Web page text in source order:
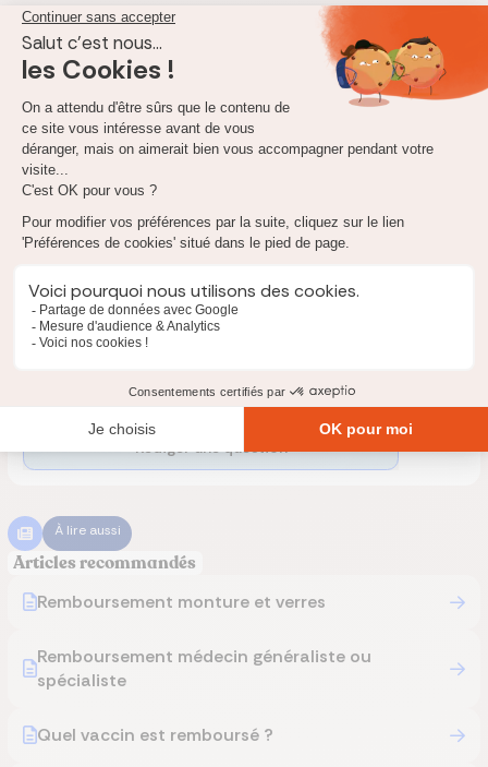
Pour obtenir votre attestation de tiers payant Almerys, vous
pouvez la retrouver dans votre espace client Almerys et la
télécharger directement en ligne sur le siteAmeliou via
l'espace client de votre complémentaire santé.
Sinon, vous pouvez contacter Almerys au :
Ou leur écrire à l'adresse suivante :
Almerys service PS
46 rue du Ressort
Un expert vous répondra
À lire aussi
Articles recommandés
Remboursement monture et verres
Remboursement médecin généraliste ou
spécialiste
Quel vaccin est remboursé ?